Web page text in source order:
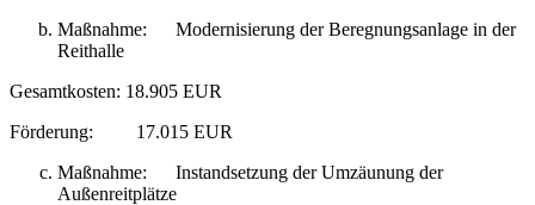
Maßnahme: Modernisierung der Beregnungsanlage in der
Reithalle
Gesamtkosten: 18.905 EUR
Förderung: 17.015 EUR
Maßnahme: Instandsetzung der Umzäunung der
Außenreitplätze